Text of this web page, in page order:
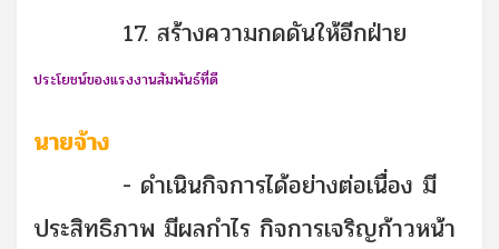
17. สร้างความกดดันให้อีกฝ่าย
ประโยชน์ของแรงงานสัมพันธ์ที่ดี
นายจ้าง
- ดำเนินกิจการได้อย่างต่อเนื่อง มี
ประสิทธิภาพ มีผลกำไร กิจการเจริญก้าวหน้า